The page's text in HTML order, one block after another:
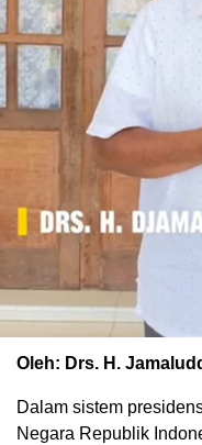
Oleh: Drs. H.
Dalam sistem
Negara Republik